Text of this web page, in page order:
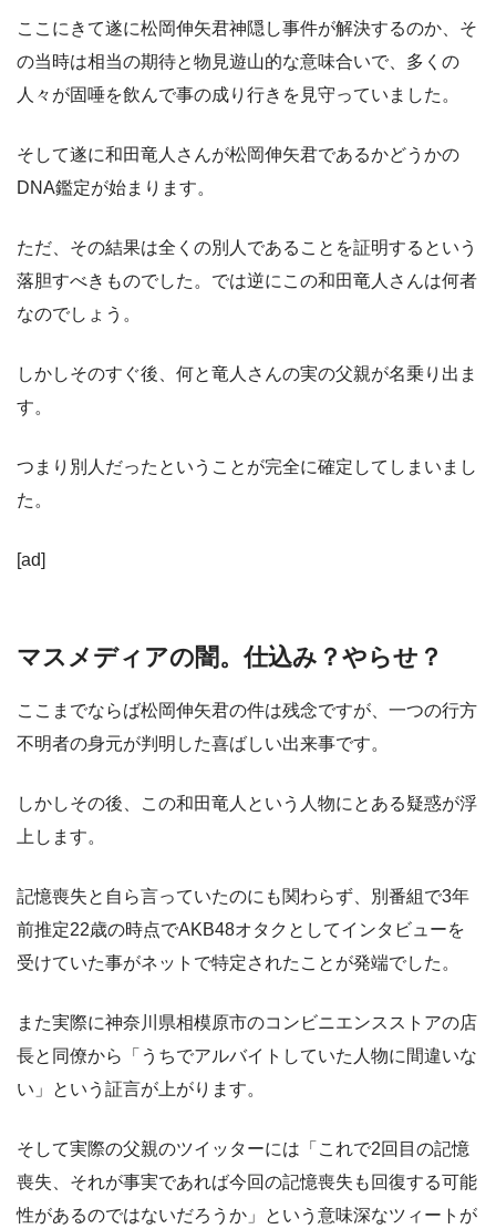
ここにきて遂に松岡伸矢君神隠し事件が解決するのか、そ
の当時は相当の期待と物見遊山的な意味合いで、多くの
人々が固唾を飲んで事の成り行きを見守っていました。
そして遂に和田竜人さんが松岡伸矢君であるかどうかの
DNA鑑定が始まります。
ただ、その結果は全くの別人であることを証明するという
落胆すべきものでした。では逆にこの和田竜人さんは何者
なのでしょう。
しかしそのすぐ後、何と竜人さんの実の父親が名乗り出ま
す。
つまり別人だったということが完全に確定してしまいまし
た。
[ad]
マスメディアの闇。仕込み？やらせ？
ここまでならば松岡伸矢君の件は残念ですが、一つの行方
不明者の身元が判明した喜ばしい出来事です。
しかしその後、この和田竜人という人物にとある疑惑が浮
上します。
記憶喪失と自ら言っていたのにも関わらず、別番組で3年
前推定22歳の時点でAKB48オタクとしてインタビューを
受けていた事がネットで特定されたことが発端でした。
また実際に神奈川県相模原市のコンビニエンスストアの店
長と同僚から「うちでアルバイトしていた人物に間違いな
い」という証言が上がります。
そして実際の父親のツイッターには「これで2回目の記憶
喪失、それが事実であれば今回の記憶喪失も回復する可能
性があるのではないだろうか」という意味深なツィートが